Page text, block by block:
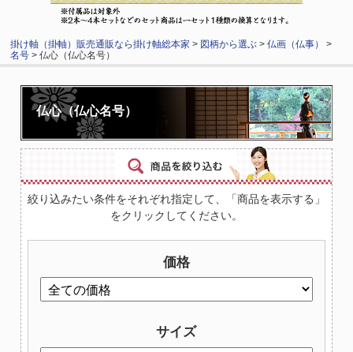
掛け軸（掛軸）販売通販なら掛け軸総本家 > 図柄から選ぶ >仏画（仏事）
>
名号 > 仏心（仏心名号）
仏心（仏心名号）
絞り込みたい条件をそれぞれ指定して、「商品を表示する」
をクリックしてください。
価格
サイズ